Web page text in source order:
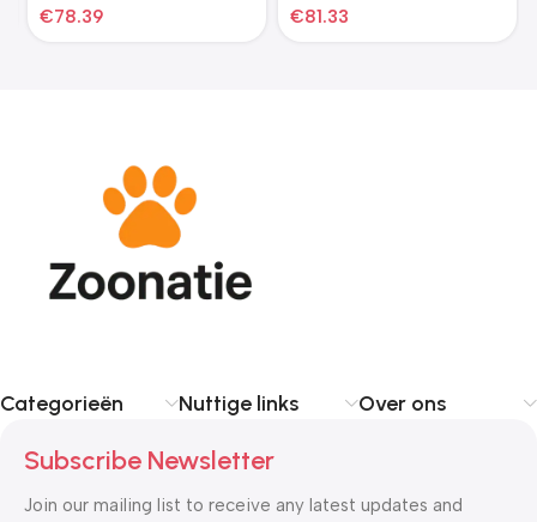
€78.39 €81.33
Categorieën Nuttige links Over ons
Subscribe Newsletter
Join our mailing list to receive any latest updates and